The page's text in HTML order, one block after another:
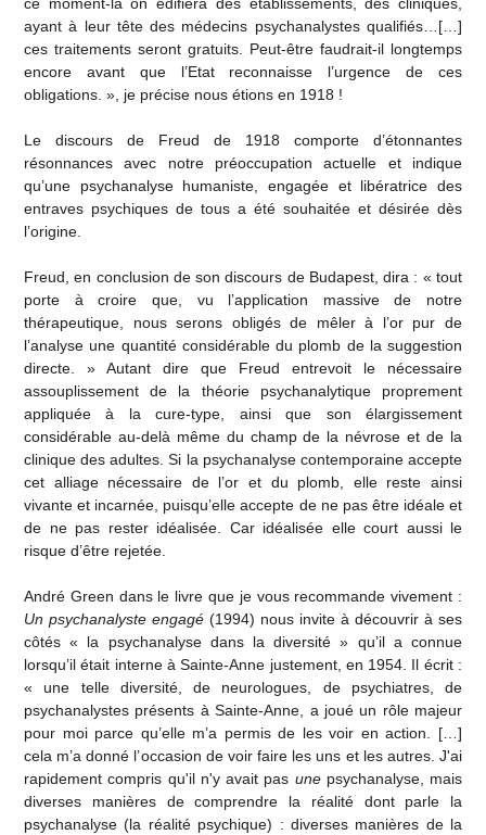
ce moment-là on édifiera des établissements, des cliniques,
ayant à leur tête des médecins psychanalystes qualifiés…[…]
ces traitements seront gratuits. Peut-être faudrait-il longtemps
encore avant que l’Etat reconnaisse l’urgence de ces
obligations. », je précise nous étions en 1918 !
Le discours de Freud de 1918 comporte d’étonnantes
résonnances avec notre préoccupation actuelle et indique
qu’une psychanalyse humaniste, engagée et libératrice des
entraves psychiques de tous a été souhaitée et désirée dès
l’origine.
Freud, en conclusion de son discours de Budapest, dira : « tout
porte à croire que, vu l’application massive de notre
thérapeutique, nous serons obligés de mêler à l’or pur de
l’analyse une quantité considérable du plomb de la suggestion
directe. » Autant dire que Freud entrevoit le nécessaire
assouplissement de la théorie psychanalytique proprement
appliquée à la cure-type, ainsi que son élargissement
considérable au-delà même du champ de la névrose et de la
clinique des adultes. Si la psychanalyse contemporaine accepte
cet alliage nécessaire de l’or et du plomb, elle reste ainsi
vivante et incarnée, puisqu’elle accepte de ne pas être idéale et
de ne pas rester idéalisée. Car idéalisée elle court aussi le
risque d’être rejetée.
André Green dans le livre que je vous recommande vivement :
Un psychanalyste engagé (1994) nous invite à découvrir à ses
côtés « la psychanalyse dans la diversité » qu’il a connue
lorsqu’il était interne à Sainte-Anne justement, en 1954. Il écrit :
« une telle diversité, de neurologues, de psychiatres, de
psychanalystes présents à Sainte-Anne, a joué un rôle majeur
pour moi parce qu’elle m’a permis de les voir en action. […]
cela m’a donné l’occasion de voir faire les uns et les autres. J'ai
rapidement compris qu'il n'y avait pas une psychanalyse, mais
diverses manières de comprendre la réalité dont parle la
psychanalyse (la réalité psychique) : diverses manières de la